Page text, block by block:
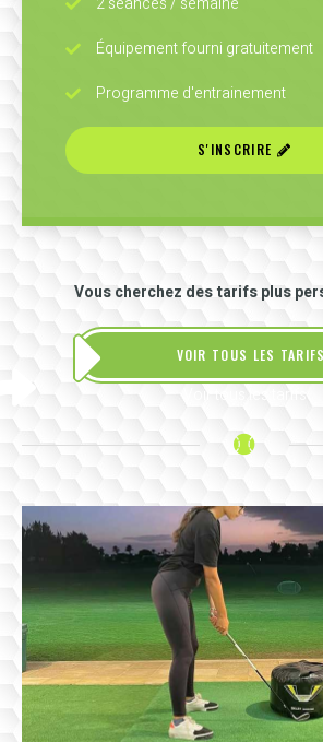
Équipement fourni gratuitement
Programme d'entrainement
S'INSCRIRE
Vous cherchez des tarifs plus
VOIR TOUS LES TARIFS